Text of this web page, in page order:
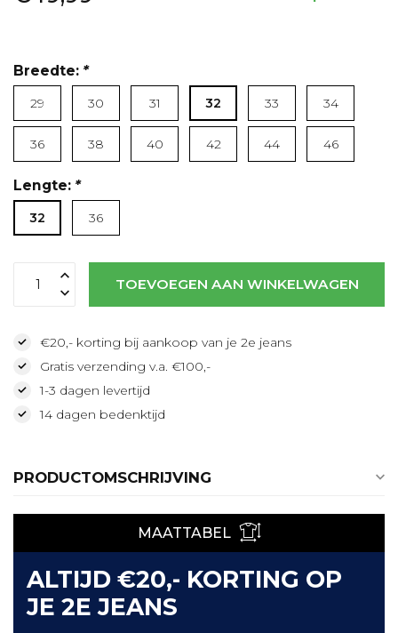
Lees meer
Breedte: *
29 30 31 32 33 34
36 38 40 42 44 46
Lengte: *
32 36
TOEVOEGEN AAN WINKELWAGEN
€20,- korting bij aankoop van je 2e jeans
Gratis verzending v.a. €100,-
1-3 dagen levertijd
14 dagen bedenktijd
PRODUCTOMSCHRIJVING
MAATTABEL
ALTIJD €20,- KORTING OP
JE 2E JEANS